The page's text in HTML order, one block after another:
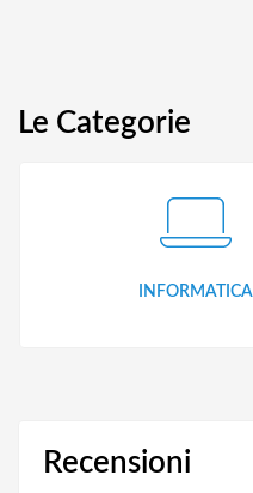
Le Categorie
INFORMATICA
Recensioni